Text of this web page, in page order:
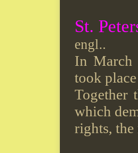
St.
engl..
In March
took
Together
which
rights,